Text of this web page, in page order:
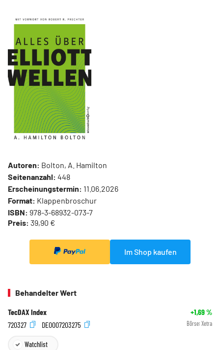
Autoren: Bolton, A. Hamilton
Seitenanzahl: 448
Erscheinungstermin: 11.06.2026
Format: Klappenbroschur
ISBN: 978-3-68932-073-7
Preis: 39,90 €
Im Shop kaufen
Behandelter Wert
TecDAX Index +1,69%
720327
DE0007203275 Börse: Xetra
Watchlist